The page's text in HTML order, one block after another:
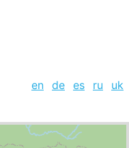
en de es ru
uk